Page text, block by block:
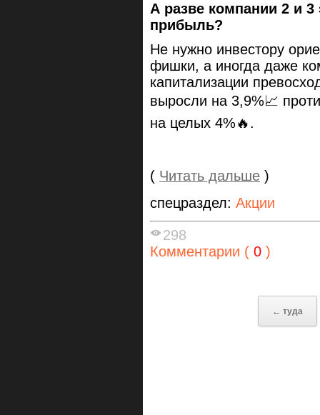
А разве компании 2 и
прибыль?
Не нужно инвестору
фишки, а иногда даже
капитализации
выросли на 3,9%📈
на целых 4%🔥.
( Читать дальше )
спецраздел: Акции
298
Комментарии ( 0 )
← туда